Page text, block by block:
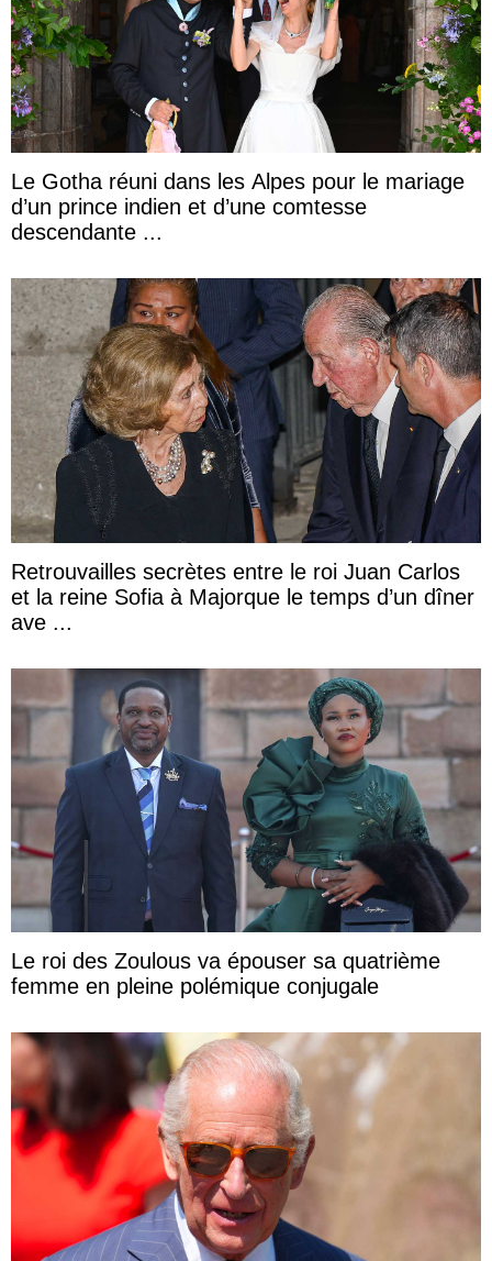
Le Gotha réuni dans les Alpes pour le mariage
d’un prince indien et d’une comtesse
descendante ...
Retrouvailles secrètes entre le roi Juan Carlos
et la reine Sofia à Majorque le temps d’un dîner
ave ...
Le roi des Zoulous va épouser sa quatrième
femme en pleine polémique conjugale